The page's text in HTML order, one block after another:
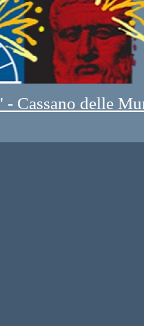
- Cassano delle